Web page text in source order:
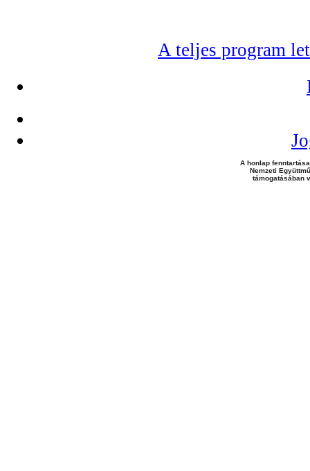
A teljes program
A honlap
Nemzeti
támogatásában